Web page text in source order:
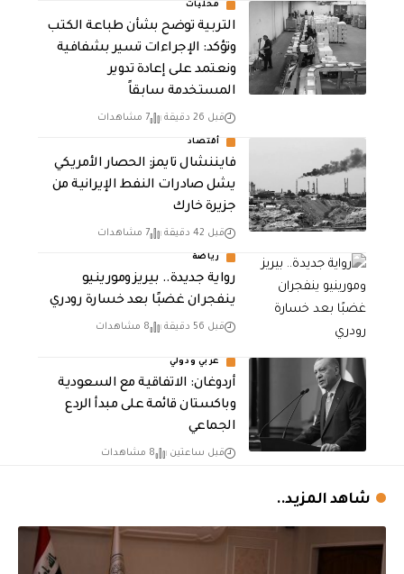
محليات
التربية توضح بشأن طباعة الكتب
وتؤكد: الإجراءات تسير بشفافية
ونعتمد على إعادة تدوير
المستخدمة سابقاً
قبل 26 دقيقة 7 مشاهدات
أقتصاد
فايننشال تايمز: الحصار الأمريكي
يشل صادرات النفط الإيرانية من
جزيرة خارك
قبل 42 دقيقة 7 مشاهدات
رياضة
رواية جديدة.. بيريز ومورينيو
ينفجران غضبًا بعد خسارة رودري
قبل 56 دقيقة 8 مشاهدات
عربي ودولي
أردوغان: الاتفاقية مع السعودية
وباكستان قائمة على مبدأ الردع
الجماعي
قبل ساعتين 8 مشاهدات
شاهد المزيد..